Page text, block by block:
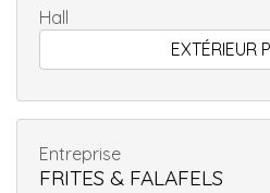
Hall
EXTÉRIEUR
Entreprise
FRITES & FALAFELS